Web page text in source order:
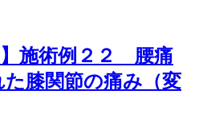
施術例２２ 腰痛
膝関節の痛み（変